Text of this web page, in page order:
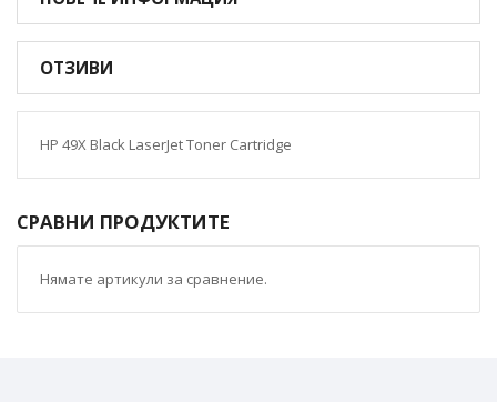
ОТЗИВИ
HP 49X Black LaserJet Toner Cartridge
СРАВНИ ПРОДУКТИТЕ
Нямате артикули за сравнение.